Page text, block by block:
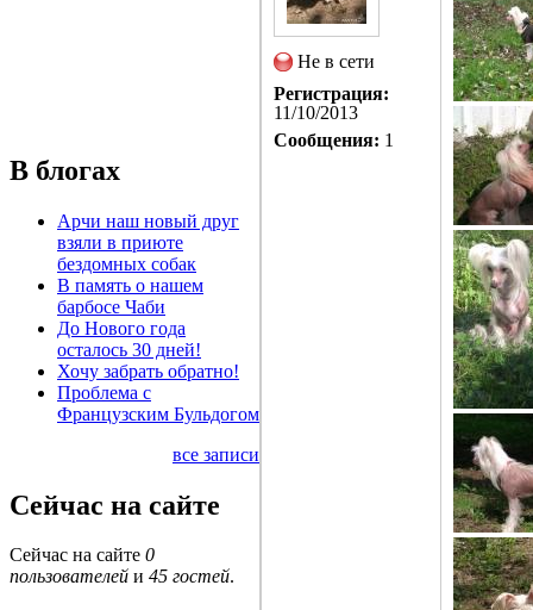
В блогах
Арчи наш новый друг
взяли в приюте
бездомных собак
В память о нашем
барбосе Чаби
До Нового года
осталось 30 дней!
Хочу забрать обратно!
Проблема с
Французским Бульдогом
все записи
Сейчас на сайте
Сейчас на сайте 0
пользователей и 45 гостей.
Не в сети
Регистрация:
11/10/2013
Сообщения: 1